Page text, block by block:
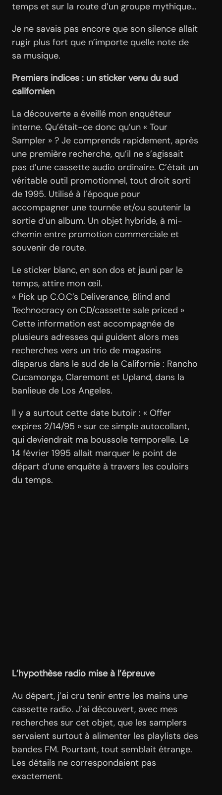
temps et sur la route d’un groupe mythique…
Je ne savais pas encore que son silence allait
rugir plus fort que n’importe quelle note de
sa musique.
Premiers indices : un sticker venu du sud
californien
La découverte a éveillé mon enquêteur
interne. Qu’était-ce donc qu’un « Tour
Sampler » ? Je comprends rapidement, après
une première recherche, qu’il ne s’agissait
pas d’une cassette audio ordinaire. C’était un
véritable outil promotionnel, tout droit sorti
de 1995. Utilisé à l’époque pour
accompagner une tournée et/ou soutenir la
sortie d’un album. Un objet hybride, à mi-
chemin entre promotion commerciale et
souvenir de route.
Le sticker blanc, en son dos et jauni par le
temps, attire mon œil.
« Pick up C.O.C’s Deliverance, Blind and
Technocracy on CD/cassette sale priced »
Cette information est accompagnée de
plusieurs adresses qui guident alors mes
recherches vers un trio de magasins
disparus dans le sud de la Californie : Rancho
Cucamonga, Claremont et Upland, dans la
banlieue de Los Angeles.
Il y a surtout cette date butoir : « Offer
expires 2/14/95 » sur ce simple autocollant,
qui deviendrait ma boussole temporelle. Le
14 février 1995 allait marquer le point de
départ d’une enquête à travers les couloirs
du temps.
L’hypothèse radio mise à l’épreuve
Au départ, j’ai cru tenir entre les mains une
cassette radio. J’ai découvert, avec mes
recherches sur cet objet, que les samplers
servaient surtout à alimenter les playlists des
bandes FM. Pourtant, tout semblait étrange.
Les détails ne correspondaient pas
exactement.